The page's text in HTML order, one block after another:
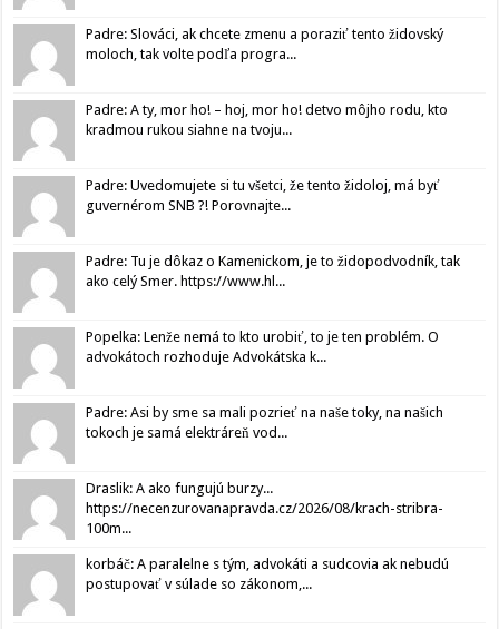
Padre: Slováci, ak chcete zmenu a poraziť tento židovský
moloch, tak volte podľa progra...
Padre: A ty, mor ho! – hoj, mor ho! detvo môjho rodu, kto
kradmou rukou siahne na tvoju...
Padre: Uvedomujete si tu všetci, že tento židoloj, má byť
guvernérom SNB ?! Porovnajte...
Padre: Tu je dôkaz o Kamenickom, je to židopodvodník, tak
ako celý Smer. https://www.hl...
Popelka: Lenže nemá to kto urobiť, to je ten problém. O
advokátoch rozhoduje Advokátska k...
Padre: Asi by sme sa mali pozrieť na naše toky, na našich
tokoch je samá elektráreň vod...
Draslik: A ako fungujú burzy...
https://necenzurovanapravda.cz/2026/08/krach-stribra-
100m...
korbáč: A paralelne s tým, advokáti a sudcovia ak nebudú
postupovať v súlade so zákonom,...